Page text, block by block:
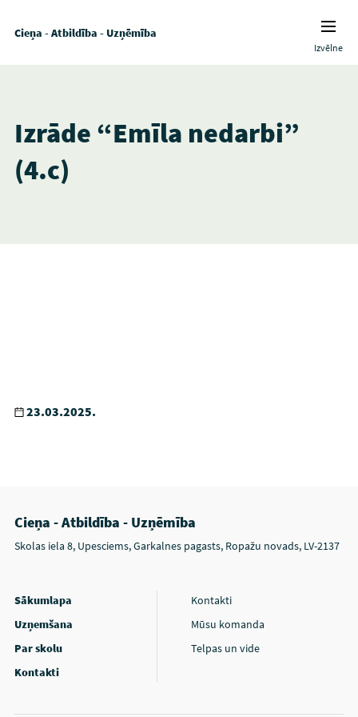
Cieņa - Atbildība - Uzņēmība
Izvēlne
Izrāde “Emīla nedarbi”
(4.c)
23.03.2025.
Cieņa - Atbildība - Uzņēmība
Skolas iela 8, Upesciems, Garkalnes pagasts, Ropažu novads, LV-2137
Sākumlapa
Uzņemšana
Par skolu
Kontakti
Kontakti
Mūsu komanda
Telpas un vide